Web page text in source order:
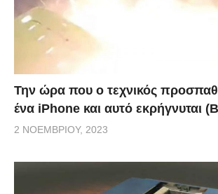
Την ώρα που ο τεχνικός
ένα iPhone και αυτό εκρήγνυται
2 ΝΟΕΜΒΡΊΟΥ, 2023